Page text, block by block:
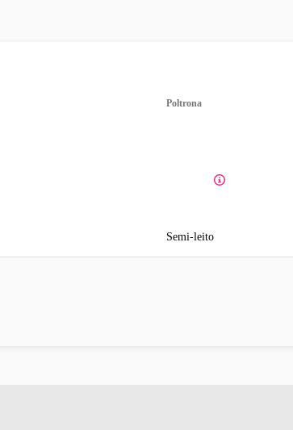
Poltrona
Semi-leito